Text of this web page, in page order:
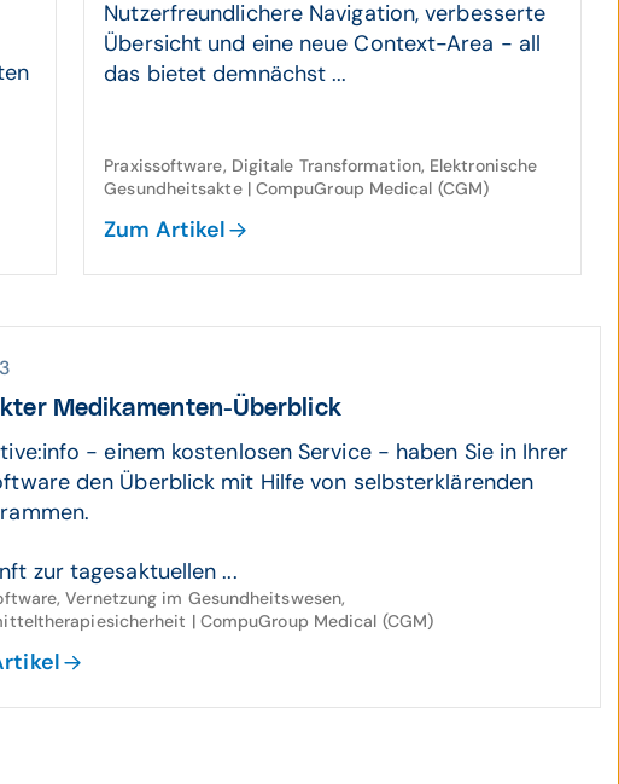
Nutzerfreundlichere Navigation, verbesserte
Übersicht und eine neue Context-Area - all
das bietet demnächst ...
Praxissoftware, Digitale Transformation, Elektronische
Gesundheitsakte | CompuGroup Medical (CGM)
Zum Artikel
Medikamenten-Überblick
- einem kostenlosen Service - haben Sie in Ihrer
den Überblick mit Hilfe von selbsterklärenden
zur tagesaktuellen ...
Vernetzung im Gesundheitswesen,
| CompuGroup Medical (CGM)